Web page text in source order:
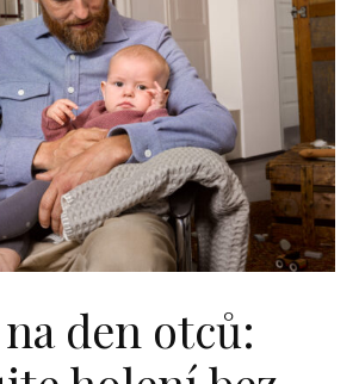
den otců: